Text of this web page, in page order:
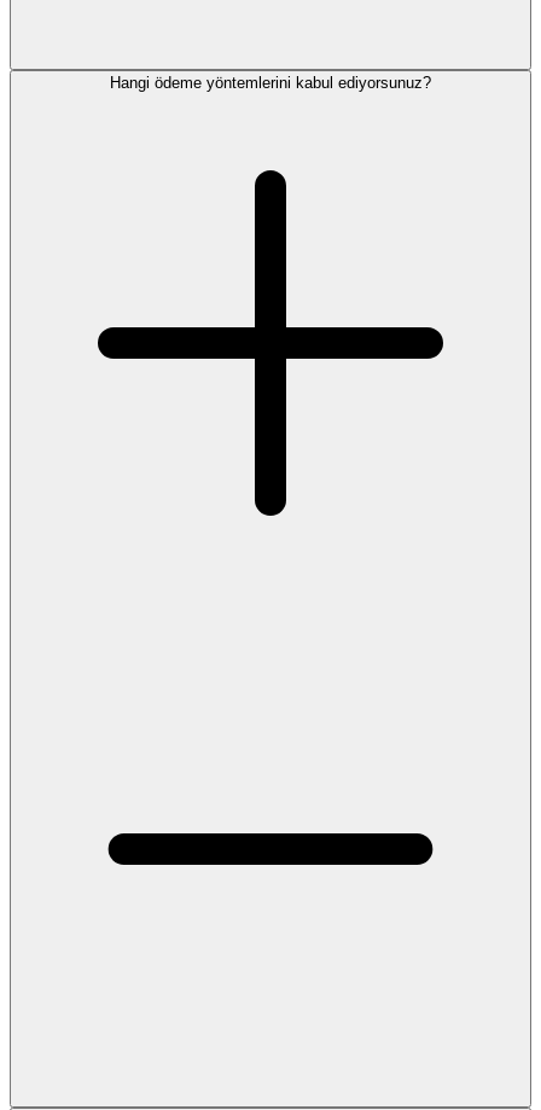
Hangi ödeme yöntemlerini kabul ediyorsunuz?